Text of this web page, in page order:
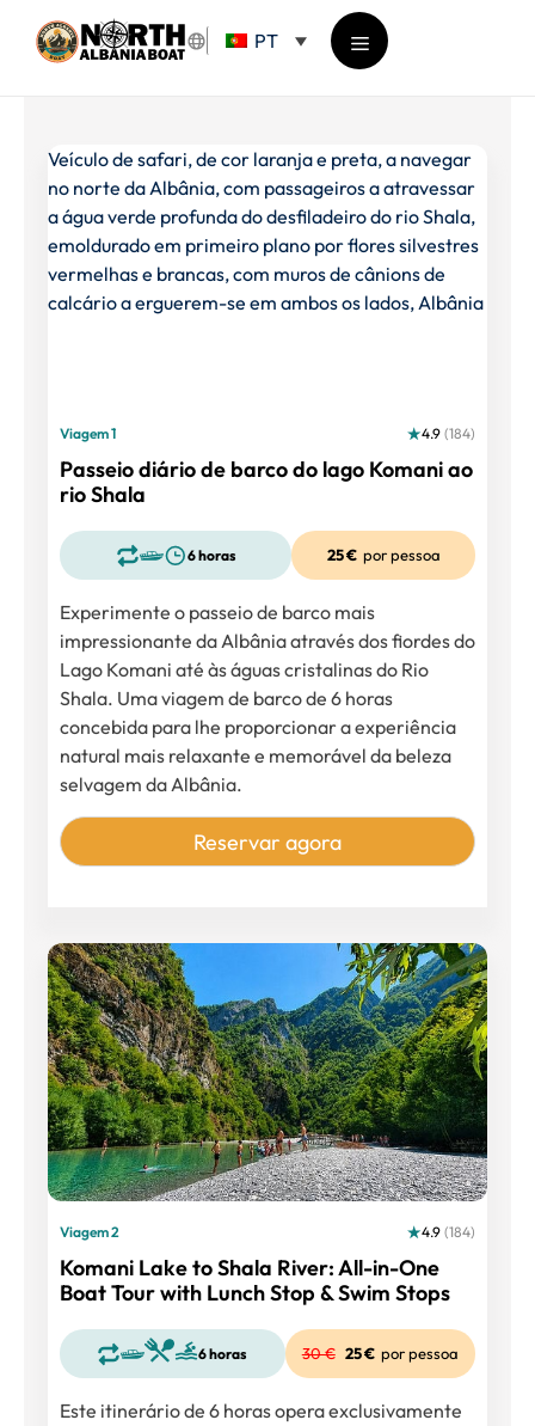
para
PT
Menu
Viagem 1 4.9 (184)
Passeio diário de barco do lago Komani ao
rio Shala
6 horas 25 € por pessoa
Experimente o passeio de barco mais
impressionante da Albânia através dos fiordes do
Lago Komani até às águas cristalinas do Rio
Shala. Uma viagem de barco de 6 horas
concebida para lhe proporcionar a experiência
natural mais relaxante e memorável da beleza
selvagem da Albânia.
Reservar agora
Viagem 2 4.9 (184)
Komani Lake to Shala River: All-in-One
Boat Tour with Lunch Stop & Swim Stops
6 horas 25 € por pessoa
Este itinerário de 6 horas opera exclusivamente